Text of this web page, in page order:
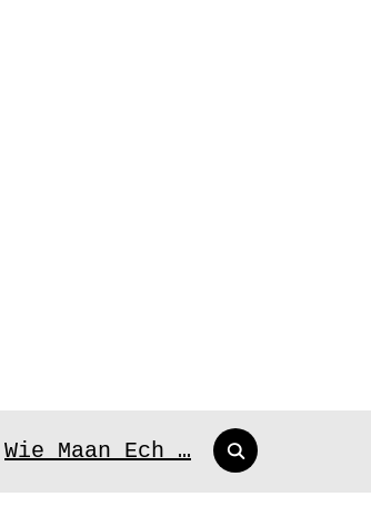
Search
for:
Wie Maan Ech …